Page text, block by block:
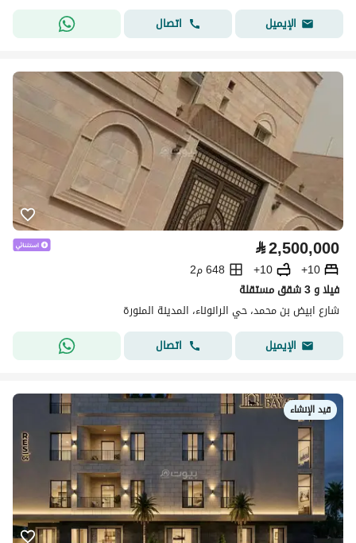
الإيميل
اتصال
⃁2,500,000
10+
10+
648 م2
فيلا و 3 شقق مستقلة
شارع ابيض بن محمد، حي الرانوناء، المدينة المنورة
الإيميل
اتصال
قيد الإنشاء